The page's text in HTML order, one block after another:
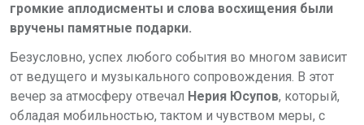
громкие аплодисменты и слова восхищения были
вручены памятные подарки.
Безусловно, успех любого события во многом зависит
от ведущего и музыкального сопровождения. В этот
вечер за атмосферу отвечал Нерия Юсупов, который,
обладая мобильностью, тактом и чувством меры, с